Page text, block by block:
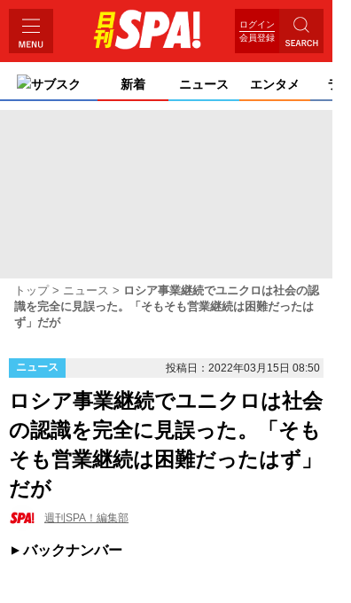
ログイン
会員登録
サブスク 新着 ニュース エンタメ ライ
トップ ニュース
ロシア事業継続でユニクロは社会の認
識を完全に見誤った。「そもそも営業継続は困難だったは
ず」だが
ニュース 投稿日：2022年03月15日 08:50
ロシア事業継続でユニクロは社会
の認識を完全に見誤った。「そも
そも営業継続は困難だったはず」
だが
週刊SPA！編集部
バックナンバー